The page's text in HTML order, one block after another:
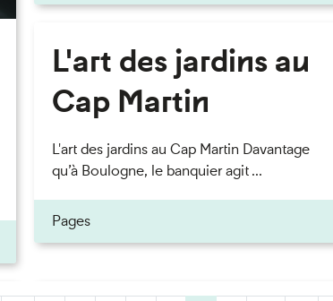
L'art des jardins au
Cap Martin
L'art des jardins au Cap Martin Davantage
qu’à Boulogne, le banquier agit ...
Pages